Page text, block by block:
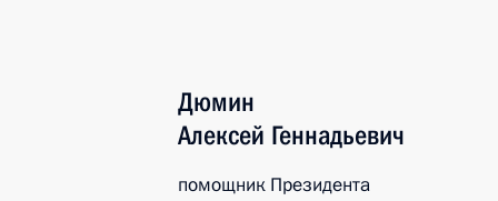
Дюмин
Алексей Геннадьевич
помощник Президента